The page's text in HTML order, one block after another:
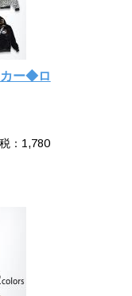
ー◆ロ
：1,780